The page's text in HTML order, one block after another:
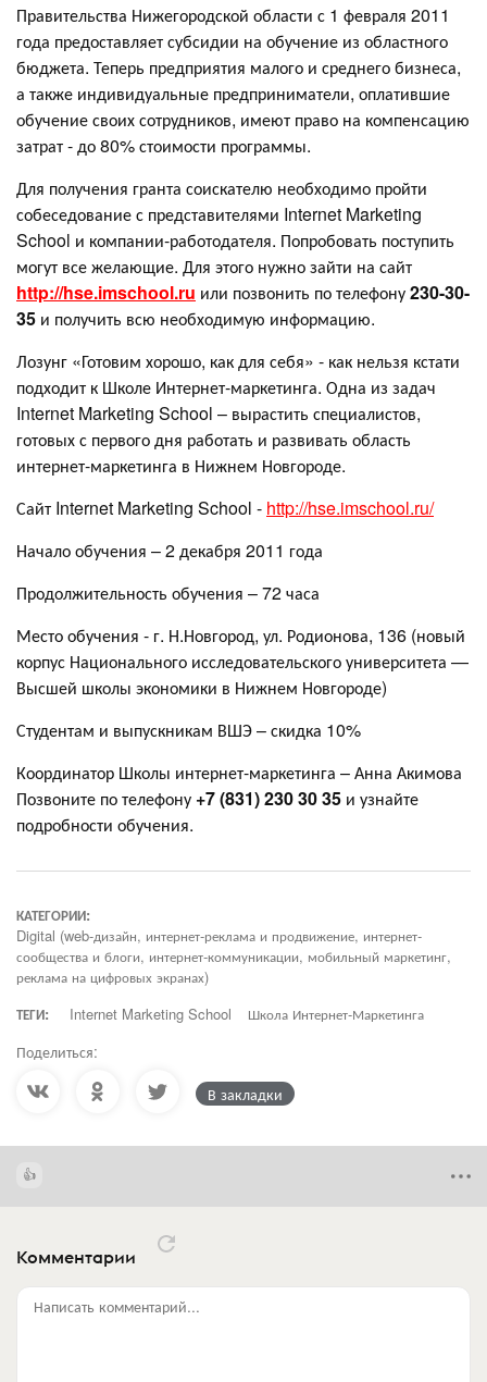
Правительства Нижегородской области с 1 февраля 2011
года предоставляет субсидии на обучение из областного
бюджета. Теперь предприятия малого и среднего бизнеса,
а также индивидуальные предприниматели, оплатившие
обучение своих сотрудников, имеют право на компенсацию
затрат - до 80% стоимости программы.
Для получения гранта соискателю необходимо пройти
собеседование с представителями Internet Marketing
School и компании-работодателя. Попробовать поступить
могут все желающие. Для этого нужно зайти на сайт
http://hse.imschool.ru или позвонить по телефону230-30-
35 и получить всю необходимую информацию.
Лозунг «Готовим хорошо, как для себя» - как нельзя кстати
подходит к Школе Интернет-маркетинга. Одна из задач
Internet Marketing School – вырастить специалистов,
готовых с первого дня работать и развивать область
интернет-маркетинга в Нижнем Новгороде.
Сайт Internet Marketing School - http://hse.imschool.ru/
Начало обучения – 2 декабря 2011 года
Продолжительность обучения – 72 часа
Место обучения - г. Н.Новгород, ул. Родионова, 136 (новый
корпус Национального исследовательского университета —
Высшей школы экономики в Нижнем Новгороде)
Студентам и выпускникам ВШЭ – скидка 10%
Координатор Школы интернет-маркетинга – Анна Акимова
Позвоните по телефону +7 (831) 230 30 35 и узнайте
подробности обучения.
КАТЕГОРИИ:
Digital (web-дизайн, интернет-реклама и продвижение, интернет-
сообщества и блоги, интернет-коммуникации, мобильный маркетинг,
реклама на цифровых экранах)
ТЕГИ:
Internet Marketing School Школа Интернет-Маркетинга
Поделиться:
В закладки
Комментарии
Написать комментарий...